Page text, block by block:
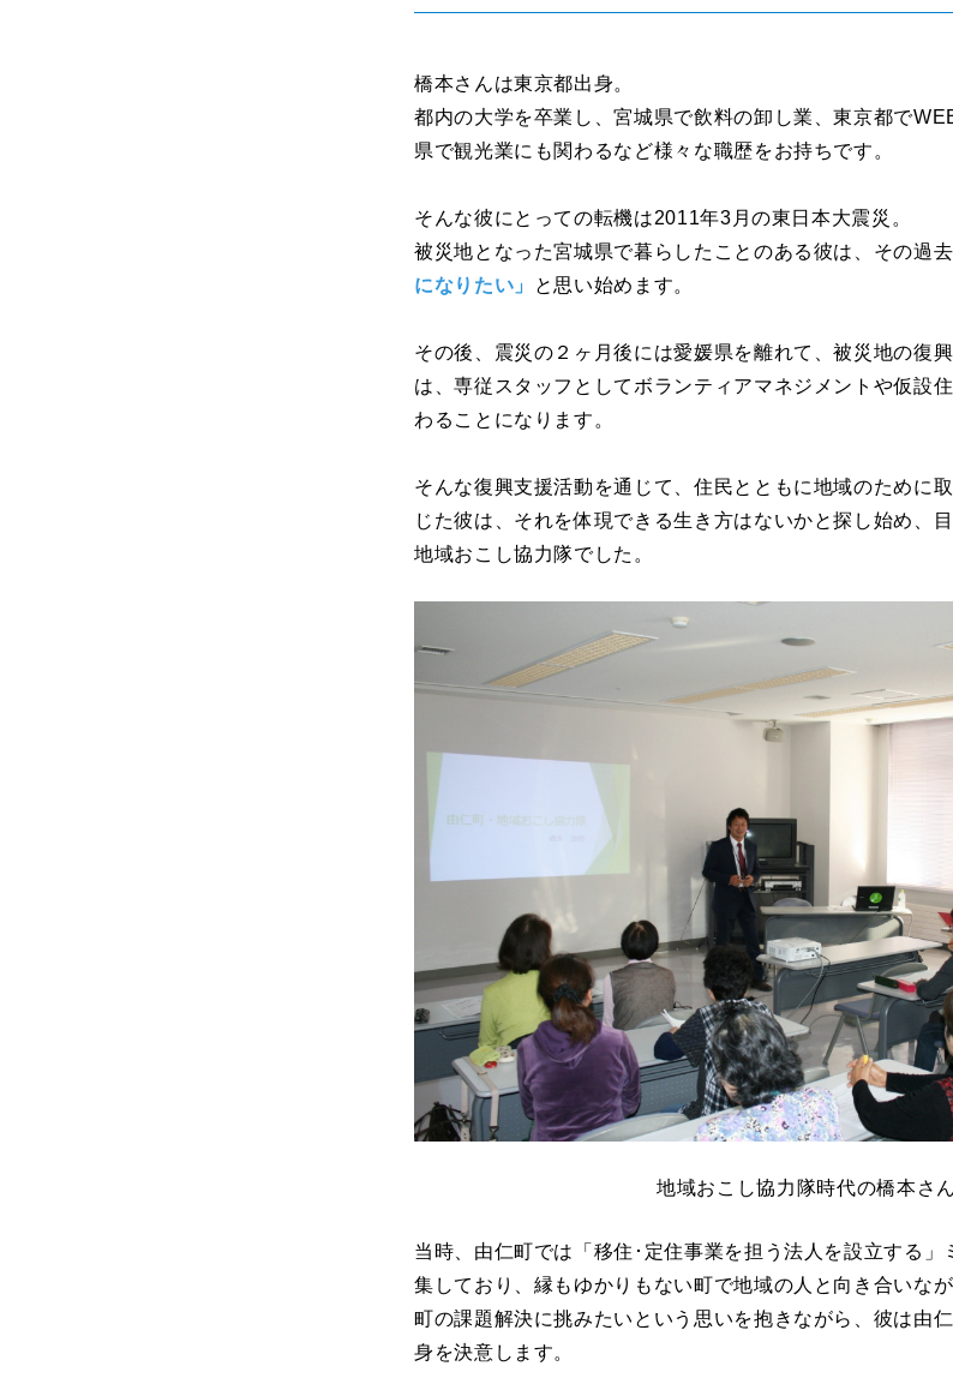
橋本さんは東京都出身。
都内の大学を卒業し、宮城県で飲料の卸し業、東京都で
県で観光業にも関わるなど様々な職歴をお持ちです。
そんな彼にとっての転機は2011年3月の東日本大震災。
被災地となった宮城県で暮らしたことのある彼は、その過
になりたい」
と思い始めます。
その後、震災の２ヶ月後には愛媛県を離れて、被災地の復
は、専従スタッフとしてボランティアマネジメントや仮設
わることになります。
そんな復興支援活動を通じて、住民とともに地域のために
じた彼は、それを体現できる生き方はないかと探し始め、
地域おこし協力隊でした。
地域おこし協力隊時代の橋本さん
当時、由仁町では「移住･定住事業を担う法人を設立する」
集しており、縁もゆかりもない町で地域の人と向き合いな
町の課題解決に挑みたいという思いを抱きながら、彼は由
身を決意します。